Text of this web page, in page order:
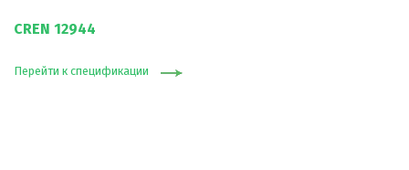
CREN 12944
Перейти к спецификации